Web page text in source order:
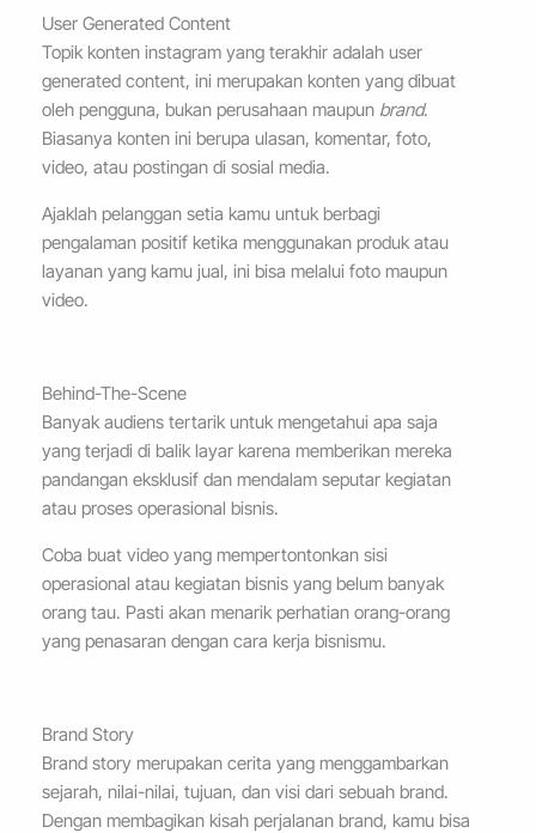
User Generated Content
Topik konten instagram yang terakhir adalah user
generated content, ini merupakan konten yang dibuat
oleh pengguna, bukan perusahaan maupun brand.
Biasanya konten ini berupa ulasan, komentar, foto,
video, atau postingan di sosial media.
Ajaklah pelanggan setia kamu untuk berbagi
pengalaman positif ketika menggunakan produk atau
layanan yang kamu jual, ini bisa melalui foto maupun
video.
Behind-The-Scene
Banyak audiens tertarik untuk mengetahui apa saja
yang terjadi di balik layar karena memberikan mereka
pandangan eksklusif dan mendalam seputar kegiatan
atau proses operasional bisnis.
Coba buat video yang mempertontonkan sisi
operasional atau kegiatan bisnis yang belum banyak
orang tau. Pasti akan menarik perhatian orang-orang
yang penasaran dengan cara kerja bisnismu.
Brand Story
Brand story merupakan cerita yang menggambarkan
sejarah, nilai-nilai, tujuan, dan visi dari sebuah brand.
Dengan membagikan kisah perjalanan brand, kamu bisa